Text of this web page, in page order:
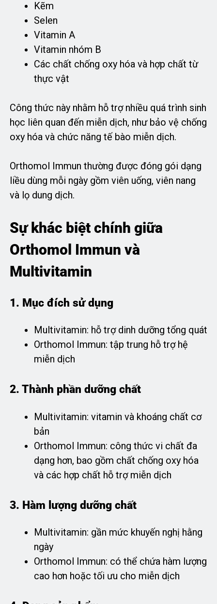
Kẽm
Selen
Vitamin A
Vitamin nhóm B
Các chất chống oxy hóa và hợp chất từ
thực vật
Công thức này nhằm hỗ trợ nhiều quá trình sinh
học liên quan đến miễn dịch, như bảo vệ chống
oxy hóa và chức năng tế bào miễn dịch.
Orthomol Immun thường được đóng gói dạng
liều dùng mỗi ngày gồm viên uống, viên nang
và lọ dung dịch.
Sự khác biệt chính giữa
Orthomol Immun và
Multivitamin
1. Mục đích sử dụng
Multivitamin: hỗ trợ dinh dưỡng tổng quát
Orthomol Immun: tập trung hỗ trợ hệ
miễn dịch
2. Thành phần dưỡng chất
Multivitamin: vitamin và khoáng chất cơ
bản
Orthomol Immun: công thức vi chất đa
dạng hơn, bao gồm chất chống oxy hóa
và các hợp chất hỗ trợ miễn dịch
3. Hàm lượng dưỡng chất
Multivitamin: gần mức khuyến nghị hằng
ngày
Orthomol Immun: có thể chứa hàm lượng
cao hơn hoặc tối ưu cho miễn dịch